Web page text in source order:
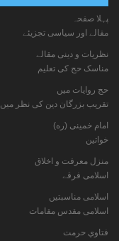
پہلا صفحہ
مقالے اور سیاسی تجزیئے
نظریات و دینی مقالے
مناسک حج کی تعلیم
حج روایات میں
تقریب بزرگان دین کی نظر میں
امام خمینی (ره)
خواتين
منزل معرفت و اخلاق
اسلامی فرقے
اسلامی مناسبتیں
اسلامی مقدس مقامات
فتاوي حرمت